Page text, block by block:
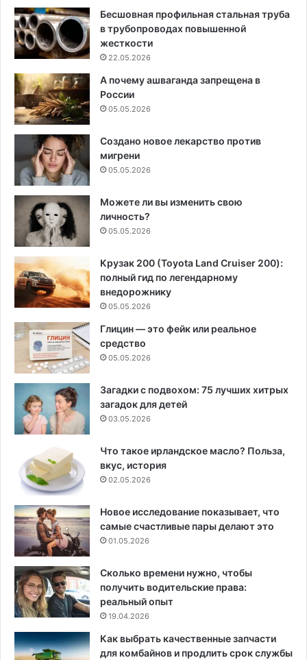
Бесшовная профильная стальная труба
в трубопроводах повышенной
жесткости
22.05.2026
А почему ашваганда запрещена в
России
05.05.2026
Создано новое лекарство против
мигрени
05.05.2026
Можете ли вы изменить свою
личность?
05.05.2026
Крузак 200 (Toyota Land Cruiser 200):
полный гид по легендарному
внедорожнику
05.05.2026
Глицин — это фейк или реальное
средство
05.05.2026
Загадки с подвохом: 75 лучших хитрых
загадок для детей
03.05.2026
Что такое ирландское масло? Польза,
вкус, история
02.05.2026
Новое исследование показывает, что
самые счастливые пары делают это
01.05.2026
Сколько времени нужно, чтобы
получить водительские права:
реальный опыт
19.04.2026
Как выбрать качественные запчасти
для комбайнов и продлить срок службы